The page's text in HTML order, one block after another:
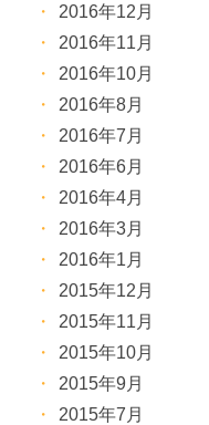
2016年12月
2016年11月
2016年10月
2016年8月
2016年7月
2016年6月
2016年4月
2016年3月
2016年1月
2015年12月
2015年11月
2015年10月
2015年9月
2015年7月